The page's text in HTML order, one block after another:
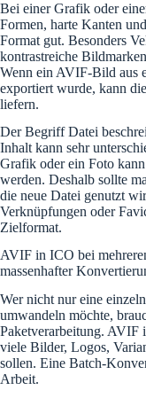
Bei einer Grafik oder
Formen, harte Kanten
Format gut. Besonders
kontrastreiche
Wenn ein AVIF-Bild aus
exportiert wurde, kann
liefern.
Der Begriff Datei
Inhalt kann sehr
Grafik oder ein Foto
werden. Deshalb sollte
die neue Datei genutzt
Verknüpfungen oder
Zielformat.
AVIF in ICO bei
massenhafter
Wer nicht nur eine
umwandeln möchte,
Paketverarbeitung. AVIF
viele Bilder, Logos,
sollen. Eine Batch-
Arbeit.